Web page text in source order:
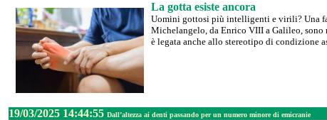
La gotta esiste ancora
Uomini gottosi più intelligenti e virili? Una
Michelangelo, da Enrico VIII a Galileo, sono
è legata anche allo stereotipo di condizione
19/03/2025 14:44:55 Dall’altezza ai denti passando per un numero minore di emicranie